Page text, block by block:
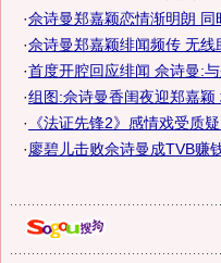
·佘诗曼郑嘉颖恋情渐明朗 同
·佘诗曼郑嘉颖绯闻频传 无线
·首度开腔回应绯闻 佘诗曼:
·组图:佘诗曼香闺夜迎郑嘉颖
· 《法证先锋2》感情戏受质
·廖碧儿击败佘诗曼成TVB赚